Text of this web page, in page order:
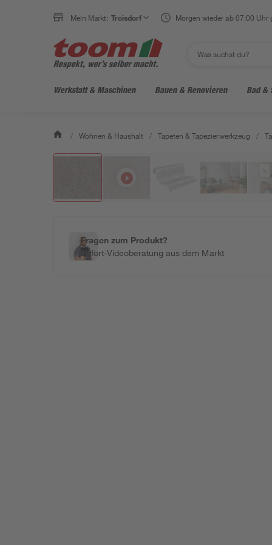
Mein Markt: Troisdorf Morgen wieder ab 07:00 Uhr
Werkstatt & Maschinen Bauen & Renovieren Bad &
/ Wohnen & Haushalt / Tapeten & Tapezierwerkzeug /
Fragen zum Produkt?
Sofort-Videoberatung aus dem Markt